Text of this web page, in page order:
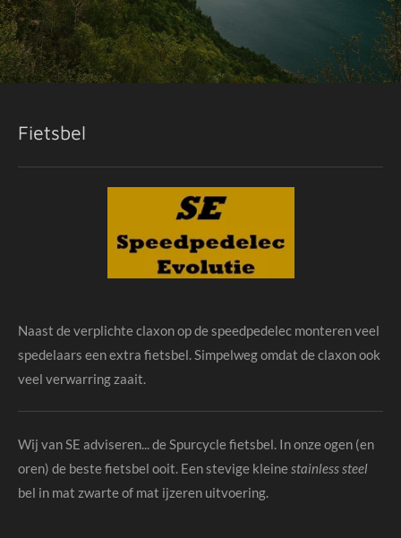
Fietsbel
Naast de verplichte claxon op de speedpedelec monteren veel
spedelaars een extra fietsbel. Simpelweg omdat de claxon ook
veel verwarring zaait.
Wij van SE adviseren... de Spurcycle fietsbel. In onze ogen (en
oren) de beste fietsbel ooit. Een stevige kleinestainless steel
bel in mat zwarte of mat ijzeren uitvoering.